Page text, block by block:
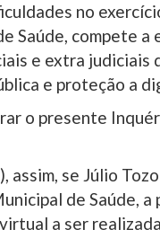
no
Saúde, compete
e extra
e proteção a
o presente
assim, se Júlio
de Saúde,
a ser